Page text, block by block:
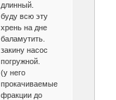
длинный.
буду всю эту
хрень на дне
баламутить.
закину насос
погружной.
(у него
прокачиваемые
фракции до